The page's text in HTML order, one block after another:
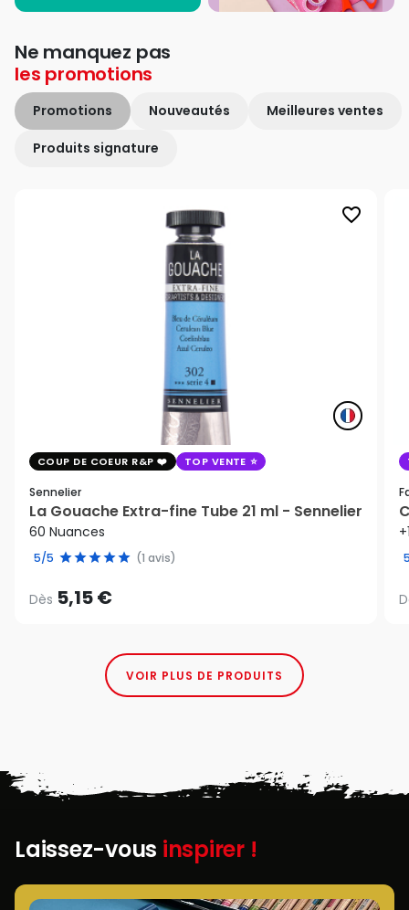
Ne manquez pas
les promotions
Promotions Nouveautés Meilleures ventes
Produits signature
favorite_border
COUP DE COEUR R&P TOP VENTE
Sennelier
La Gouache Extra-fine Tube 21 ml - Sennelier
60 Nuances
5/5 (1 avis)
Dès 5,15 €
VOIR PLUS DE PRODUITS
Laissez-vous inspirer !